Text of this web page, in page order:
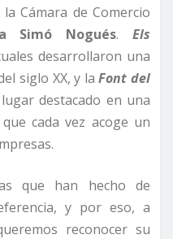
Cámara de Comercio
Simó Nogués.Els
desarrollaron una
siglo XX, y laFont del
destacado en una
cada vez acoge un
que han hecho de
y por eso, a
reconocer su